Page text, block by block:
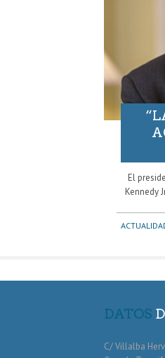
El
Kennedy
DATOS
C/ Villalba